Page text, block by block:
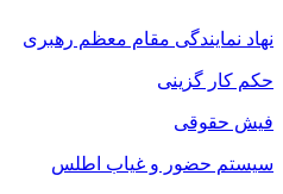
نهاد نمایندگی مقام معظم رهبری
حکم کار گزینی
فیش حقوقی
سیستم حضور و غیاب اطلس